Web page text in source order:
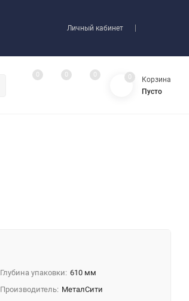
Личный кабинет
0 0 0 0
Корзина
Пусто
Глубина упаковки: 610 мм
Производитель: МеталСити